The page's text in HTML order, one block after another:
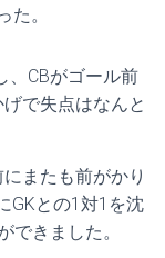
た。
、CBがゴール前
で失点はなんと
またも前がかり
GKとの1対1を沈
できました。